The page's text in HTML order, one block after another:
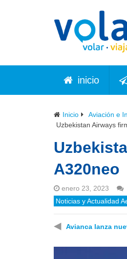
inicio
Inicio Aviación e
Uzbekistan Airways
A320neo
enero 23, 2023
Noticias y Actualidad
◀ Avianca lanza